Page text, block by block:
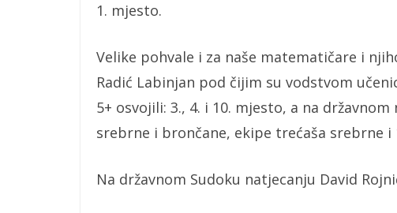
1. mjesto.
Velike pohvale i za naše matematičare i
Radić Labinjan pod čijim su vodstvom
5+ osvojili: 3., 4. i 10. mjesto, a na
srebrne i brončane, ekipe trećaša srebrne i
Na državnom Sudoku natjecanju David